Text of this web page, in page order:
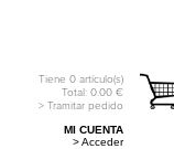
Tiene 0 artículo(s)
Total: 0.00 €
> Tramitar pedido
MI CUENTA
> Acceder